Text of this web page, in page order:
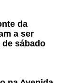
da
a ser
sábado